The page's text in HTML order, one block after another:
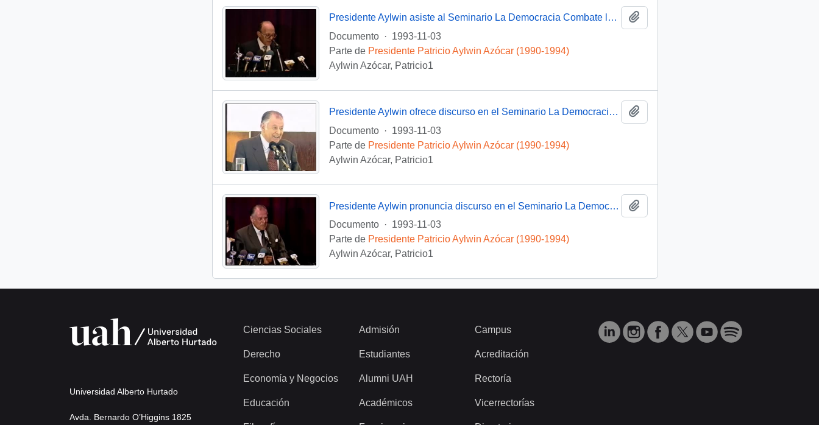
Presidente Aylwin asiste al Seminario La Democracia Combate la Corrupción: video
Documento
· 1993-11-03
Parte de Presidente Patricio Aylwin Azócar (1990-1994)
Aylwin Azócar, Patricio1
Presidente Aylwin ofrece discurso en el Seminario La Democracia Combate la Corrupción: video
Documento
· 1993-11-03
Parte de Presidente Patricio Aylwin Azócar (1990-1994)
Aylwin Azócar, Patricio1
Presidente Aylwin pronuncia discurso en el Seminario La Democracia Combate la Corrupción: video
Documento
· 1993-11-03
Parte de Presidente Patricio Aylwin Azócar (1990-1994)
Aylwin Azócar, Patricio1
Universidad Alberto Hurtado
Avda. Bernardo O’Higgins 1825
Ciencias Sociales
Derecho
Economía y Negocios
Educación
Admisión
Estudiantes
Alumni UAH
Académicos
Campus
Acreditación
Rectoría
Vicerrectorías